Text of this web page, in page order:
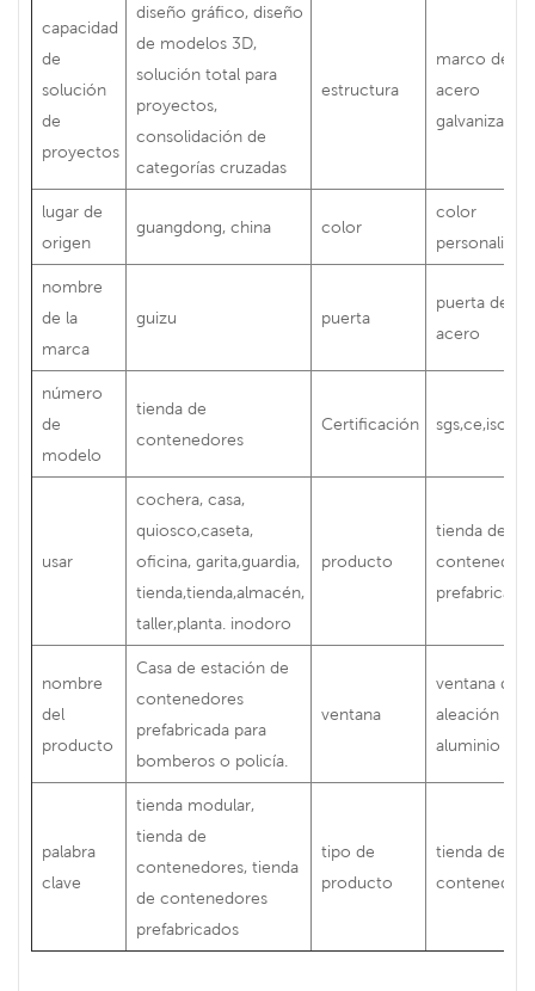
capacidad
de
solución
de
proyectos
diseño gráfico, diseño
de modelos 3D,
solución total para
proyectos,
consolidación de
categorías cruzadas
estructura
marco de
acero
galvanizado
lugar de
origen
guangdong, china color
color
nombre
de la
marca
guizu puerta
puerta de
acero
número
de
modelo
tienda de
contenedores
Certificación sgs,ce,iso
usar
cochera, casa,
quiosco,caseta,
oficina, garita,guardia,
tienda,tienda,almacén,
taller,planta. inodoro
producto
tienda de
nombre
del
producto
Casa de estación de
contenedores
prefabricada para
bomberos o policía.
ventana
ventana de
aleación de
aluminio
palabra
clave
tienda modular,
tienda de
contenedores, tienda
de contenedores
prefabricados
tipo de
producto
tienda de